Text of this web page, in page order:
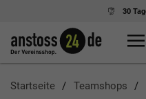
Startseite Teamshops